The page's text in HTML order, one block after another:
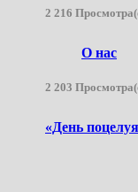
2 216
О нас
2 203
«День